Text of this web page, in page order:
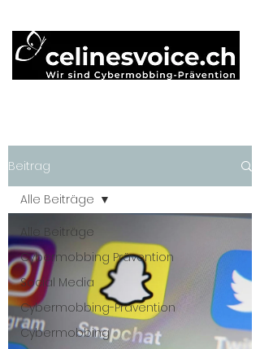
Beitrag
Alle Beiträge
Cybermobbing Prävention
Social Media
Cybermobbing-Prävention
Cybermobbing
Alle Beiträge